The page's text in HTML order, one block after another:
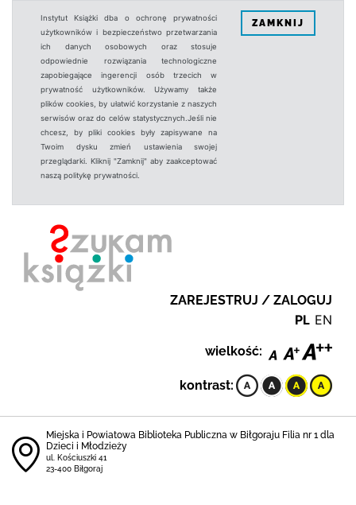
Instytut Książki dba o ochronę prywatności
użytkowników i bezpieczeństwo przetwarzania
ich danych osobowych oraz stosuje
odpowiednie rozwiązania technologiczne
zapobiegające ingerencji osób trzecich w
prywatność użytkowników. Używamy także
plików cookies, by ułatwić korzystanie z naszych
serwisów oraz do celów statystycznych.Jeśli nie
chcesz, by pliki cookies były zapisywane na
Twoim dysku zmień ustawienia swojej
przeglądarki. Kliknij "Zamknij" aby zaakceptować
naszą politykę prywatności.
ZAMKNIJ
ZAREJESTRUJ / ZALOGUJ
PL EN
wielkość:
kontrast:
Miejska i Powiatowa Biblioteka Publiczna w Biłgoraju Filia nr 1 dla
Dzieci i Młodzieży
ul. Kościuszki 41
23-400 Biłgoraj